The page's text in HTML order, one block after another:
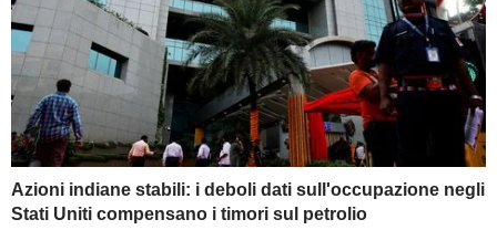
Azioni indiane stabili: i deboli dati sull'occupazione negli
Stati Uniti compensano i timori sul petrolio